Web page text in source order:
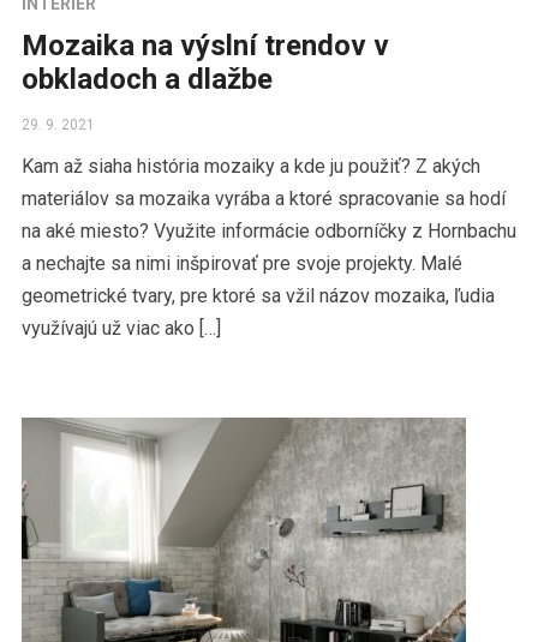
INTERIÉR
Mozaika na výslní trendov v
obkladoch a dlažbe
29. 9. 2021
Kam až siaha história mozaiky a kde ju použiť? Z akých
materiálov sa mozaika vyrába a ktoré spracovanie sa hodí
na aké miesto? Využite informácie odborníčky z Hornbachu
a nechajte sa nimi inšpirovať pre svoje projekty. Malé
geometrické tvary, pre ktoré sa vžil názov mozaika, ľudia
využívajú už viac ako […]